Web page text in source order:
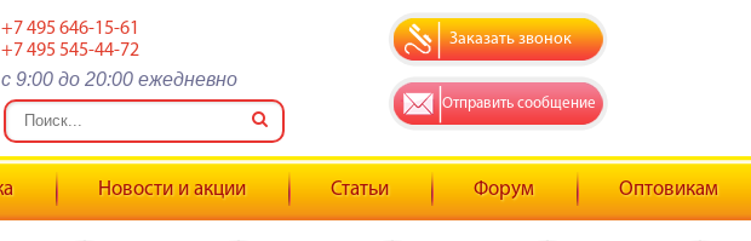
+7 495 646-15-61
+7 495 545-44-72
c 9:00 до 20:00 ежедневно
Заказать звонок
Отправить сообщение
Новости и акции Статьи Форум Оптовикам